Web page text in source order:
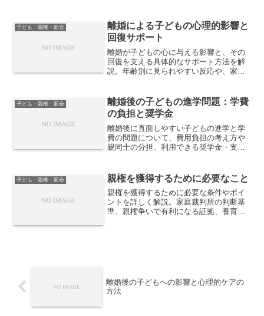
説明します。
子ども・親権・面会
離婚による子どもの心理的影響と
回復サポート
離婚が子どもの心に与える影響と、その
回復を支える具体的なサポート方法を解
説。年齢別に見られやすい反応や、家庭
の実践的な視点を紹介します。
子ども・親権・面会
離婚後の子どもの進学問題：学費
の負担と奨学金
離婚後に直面しやすい子どもの進学と学
費の問題について、費用負担の考え方や
親同士の分担、利用できる奨学金・支援
す。
子ども・親権・面会 親権を獲得するために必要なこと
親権を獲得するために必要な条件やポイ
ントを詳しく解説。家庭裁判所の判断基
準、親権争いで有利になる証拠、養育環
離婚後の子どもへの影響と心理的ケアの
方法